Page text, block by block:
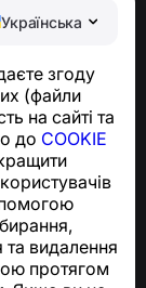
Українська
згоду
(файли
на сайті та
до COOKIE
та видалення
протягом